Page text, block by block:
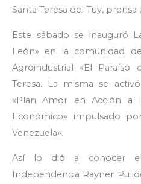
Santa Teresa del Tuy,
Este sábado se inauguró
León» en la comunidad
Agroindustrial «El Paraíso
Teresa. La misma se
«Plan Amor en Acción a
Económico» impulsado
Venezuela».
Así lo dió a conocer el
Independencia Rayner